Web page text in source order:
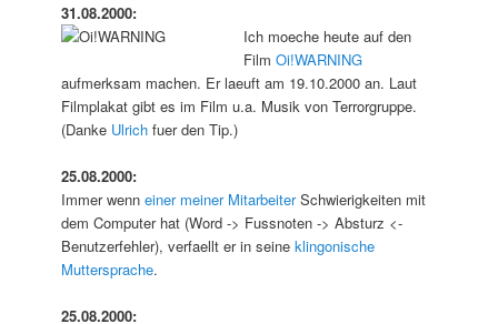
31.08.2000:
Ich moeche heute auf den
FilmOi!WARNING
aufmerksam machen. Er laeuft am 19.10.2000 an. Laut
Filmplakat gibt es im Film u.a. Musik von Terrorgruppe.
(Danke Ulrich fuer den Tip.)
25.08.2000:
Immer wenneiner meiner MitarbeiterSchwierigkeiten mit
dem Computer hat (Word -> Fussnoten -> Absturz <-
Benutzerfehler), verfaellt er in seineklingonische
Muttersprache.
25.08.2000: